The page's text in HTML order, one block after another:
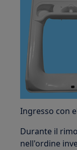
Ingresso con
Durante il
nell'ordine